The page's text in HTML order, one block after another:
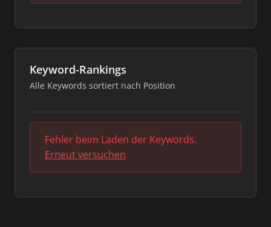
Keyword-Rankings
Alle Keywords sortiert nach Position
Fehler beim Laden der Keywords.
Erneut versuchen